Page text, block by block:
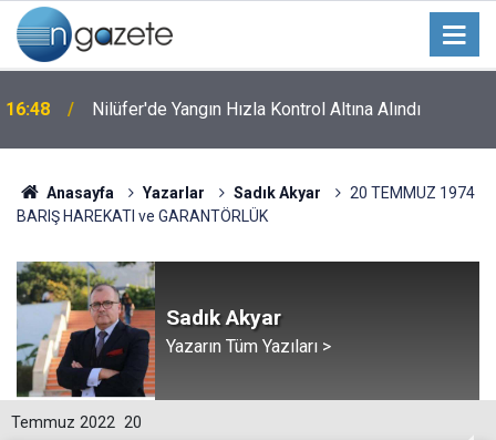
16:48 Nilüfer'de Yangın Hızla Kontrol Altına Alındı
Anasayfa Yazarlar Sadık Akyar
20 TEMMUZ 1974
BARIŞ HAREKATI ve GARANTÖRLÜK
Sadık Akyar
Yazarın Tüm Yazıları >
20
Temmuz 2022